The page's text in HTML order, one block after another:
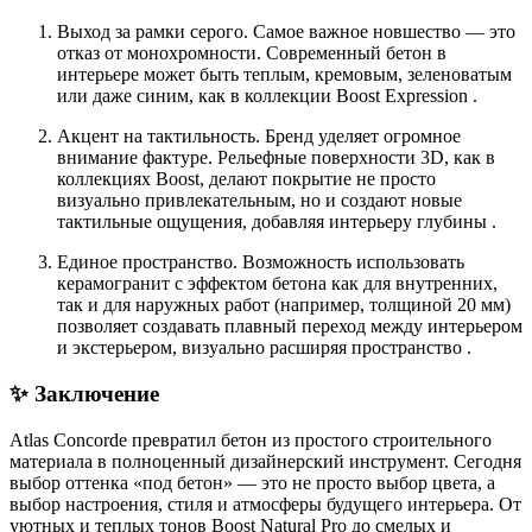
Выход за рамки серого. Самое важное новшество — это
отказ от монохромности. Современный бетон в
интерьере может быть теплым, кремовым, зеленоватым
или даже синим, как в коллекции Boost Expression .
Акцент на тактильность. Бренд уделяет огромное
внимание фактуре. Рельефные поверхности 3D, как в
коллекциях Boost, делают покрытие не просто
визуально привлекательным, но и создают новые
тактильные ощущения, добавляя интерьеру глубины .
Единое пространство. Возможность использовать
керамогранит с эффектом бетона как для внутренних,
так и для наружных работ (например, толщиной 20 мм)
позволяет создавать плавный переход между интерьером
и экстерьером, визуально расширяя пространство .
✨ Заключение
Atlas Concorde превратил бетон из простого строительного
материала в полноценный дизайнерский инструмент. Сегодня
выбор оттенка «под бетон» — это не просто выбор цвета, а
выбор настроения, стиля и атмосферы будущего интерьера. От
уютных и теплых тонов Boost Natural Pro до смелых и